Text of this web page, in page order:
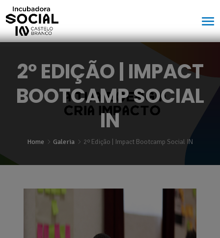
2º EDIÇÃO | IMPACT
BOOTCAMP SOCIAL
IN
Home Galeria 2º Edição | Impact Bootcamp Social IN